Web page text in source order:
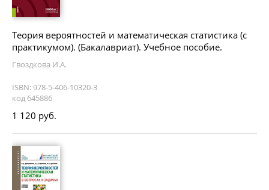
Теория вероятностей и математическая статистика (с
практикумом). (Бакалавриат). Учебное пособие.
Гвоздкова И.А.
ISBN: 978-5-406-10320-3
код 645886
1 120 руб.